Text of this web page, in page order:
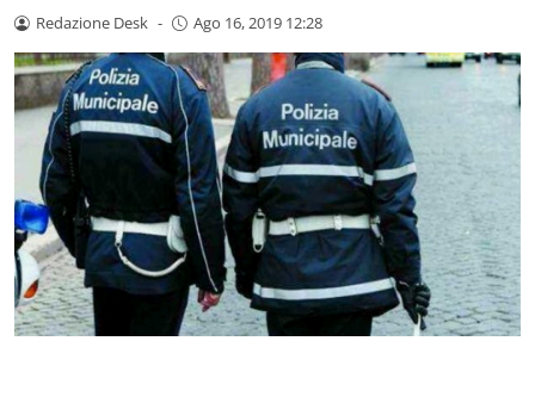
Redazione Desk - Ago 16, 2019 12:28